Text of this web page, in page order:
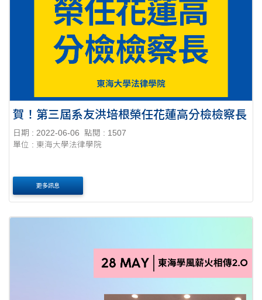
賀！第三屆系友洪培根榮任花蓮高分檢檢察長
日期 : 2022-06-06
點閱 : 1507
單位 : 東海大學法律學院
更多訊息